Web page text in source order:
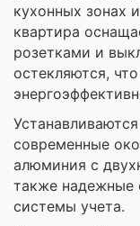
кухонных зонах
квартира
розетками и
остекляются,
современные
алюминия с
также надежные
системы учета.